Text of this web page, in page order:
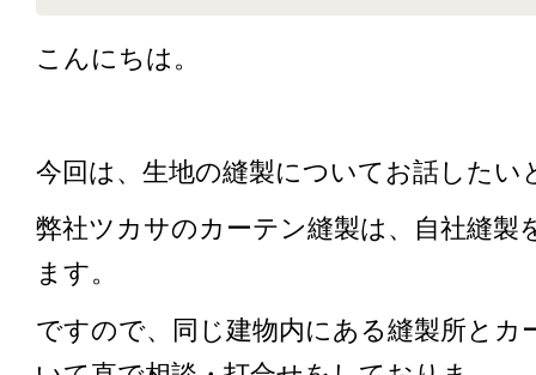
こんにちは。
今回は、生地の縫製についてお話したい
弊社ツカサのカーテン縫製は、自社縫製
ます。
ですので、同じ建物内にある縫製所とカ